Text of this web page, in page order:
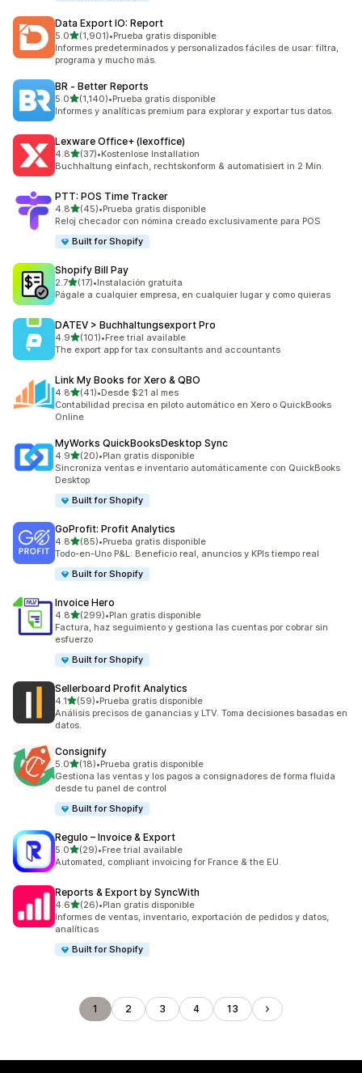
Data Export IO: Report
5.0de 5 estrellas
(1,901)
1901 reseñas en total
•Prueba gratis disponible
Informes predeterminados y personalizados fáciles de usar: filtra,
programa y mucho más.
BR ‑ Better Reports
5.0de 5 estrellas
(1,140)
1140 reseñas en total
•Prueba gratis disponible
Informes y analíticas premium para explorar y exportar tus datos.
Lexware Office+ (lexoffice)
4.8de 5 estrellas
(37)
37 reseñas en total
•Kostenlose Installation
Buchhaltung einfach, rechtskonform & automatisiert in 2 Min.
PTT: POS Time Tracker
4.8de 5 estrellas
(45)
45 reseñas en total
•Prueba gratis disponible
Reloj checador con nómina creado exclusivamente para POS
Built for Shopify
Shopify Bill Pay
2.7de 5 estrellas
(17)
17 reseñas en total
•Instalación gratuita
Págale a cualquier empresa, en cualquier lugar y como quieras
DATEV > Buchhaltungsexport Pro
4.9de 5 estrellas
(101)
101 reseñas en total
•Free trial available
The export app for tax consultants and accountants
Link My Books for Xero & QBO
4.8de 5 estrellas
(41)
41 reseñas en total
•Desde $21 al mes
Contabilidad precisa en piloto automático en Xero o QuickBooks
Online
MyWorks QuickBooksDesktop Sync
4.9de 5 estrellas
(20)
20 reseñas en total
•Plan gratis disponible
Sincroniza ventas e inventario automáticamente con QuickBooks
Desktop
Built for Shopify
GoProfit: Profit Analytics
4.8de 5 estrellas
(85)
85 reseñas en total
•Prueba gratis disponible
Todo-en-Uno P&L: Beneficio real, anuncios y KPIs tiempo real
Built for Shopify
Invoice Hero
4.8de 5 estrellas
(299)
299 reseñas en total
•Plan gratis disponible
Factura, haz seguimiento y gestiona las cuentas por cobrar sin
esfuerzo
Built for Shopify
Sellerboard Profit Analytics
4.1de 5 estrellas
(59)
59 reseñas en total
•Prueba gratis disponible
Análisis precisos de ganancias y LTV. Toma decisiones basadas en
datos.
Consignify
5.0de 5 estrellas
(18)
18 reseñas en total
•Prueba gratis disponible
Gestiona las ventas y los pagos a consignadores de forma fluida
desde tu panel de control
Built for Shopify
Regulo – Invoice & Export
5.0de 5 estrellas
(29)
29 reseñas en total
•Free trial available
Automated, compliant invoicing for France & the EU.
Reports & Export by SyncWith
4.6de 5 estrellas
(26)
26 reseñas en total
•Plan gratis disponible
Informes de ventas, inventario, exportación de pedidos y datos,
analíticas
Built for Shopify
1 2 3 4 13